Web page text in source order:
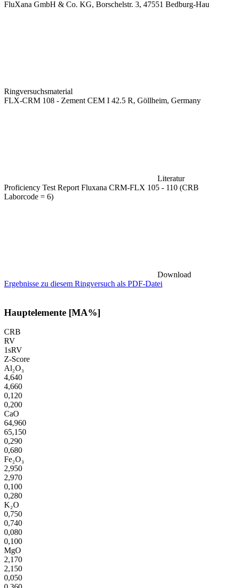
FluXana GmbH & Co. KG, Borschelstr. 3, 47551 Bedburg-Hau
Ringversuchsmaterial
FLX-CRM 108 - Zement CEM I 42.5 R, Göllheim, Germany
Literatur
Proficiency Test Report Fluxana CRM-FLX 105 - 110 (CRB
Laborcode = 6)
Download
Ergebnisse zu diesem Ringversuch als PDF-Datei
Hauptelemente [MA%]
CRB
RV
1sRV
Z-Score
Al₂O₃
4,640
4,660
0,120
0,200
CaO
64,960
65,150
0,290
0,680
Fe₂O₃
2,950
2,970
0,100
0,280
K₂O
0,750
0,740
0,080
0,100
MgO
2,170
2,150
0,050